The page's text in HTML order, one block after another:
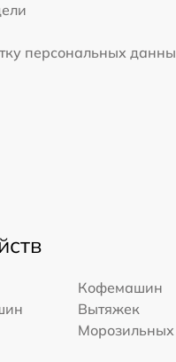
персональных
Кофемашин
Вытяжек